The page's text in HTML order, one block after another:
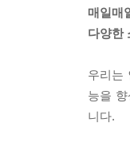
매일매
다양한
우리는
능을
니다.